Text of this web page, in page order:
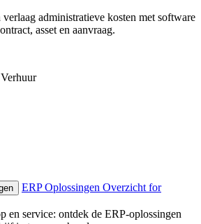
administratieve kosten met software
asset en aanvraag.
ERP Oplossingen Overzicht for
en service: ontdek de ERP-oplossingen